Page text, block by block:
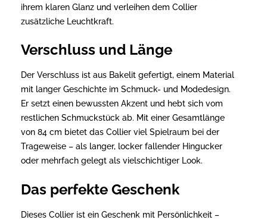
ihrem klaren Glanz und verleihen dem Collier
zusätzliche Leuchtkraft.
Verschluss und Länge
Der Verschluss ist aus Bakelit gefertigt, einem Material
mit langer Geschichte im Schmuck- und Modedesign.
Er setzt einen bewussten Akzent und hebt sich vom
restlichen Schmuckstück ab. Mit einer Gesamtlänge
von 84 cm bietet das Collier viel Spielraum bei der
Trageweise – als langer, locker fallender Hingucker
oder mehrfach gelegt als vielschichtiger Look.
Das perfekte Geschenk
Dieses Collier ist ein Geschenk mit Persönlichkeit –